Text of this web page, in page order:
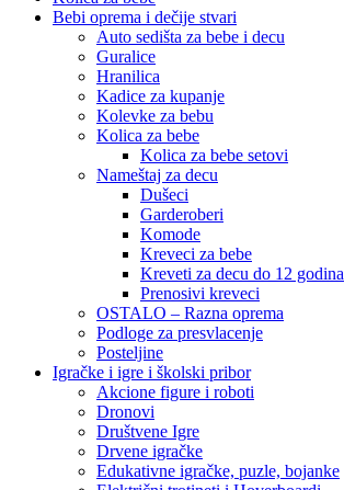
Bebi oprema i dečije stvari
Auto sedišta za bebe i decu
Guralice
Hranilica
Kadice za kupanje
Kolevke za bebu
Kolica za bebe
Kolica za bebe setovi
Nameštaj za decu
Dušeci
Garderoberi
Komode
Kreveci za bebe
Kreveti za decu do 12 godina
Prenosivi kreveci
OSTALO – Razna oprema
Podloge za presvlacenje
Posteljine
Igračke i igre i školski pribor
Akcione figure i roboti
Dronovi
Društvene Igre
Drvene igračke
Edukativne igračke, puzle, bojanke